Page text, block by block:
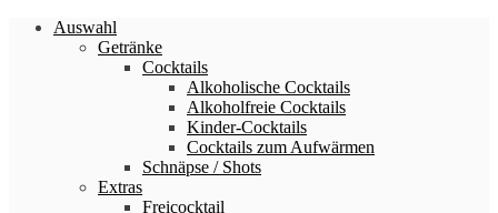
Auswahl
Getränke
Cocktails
Alkoholische Cocktails
Alkoholfreie Cocktails
Kinder-Cocktails
Cocktails zum Aufwärmen
Schnäpse / Shots
Extras
Freicocktail